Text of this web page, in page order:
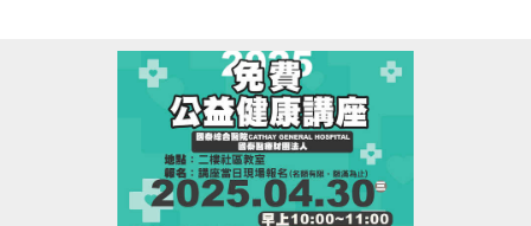
#臺北市大安運動中心
INBODY分析儀企業外借服務歡迎洽詢